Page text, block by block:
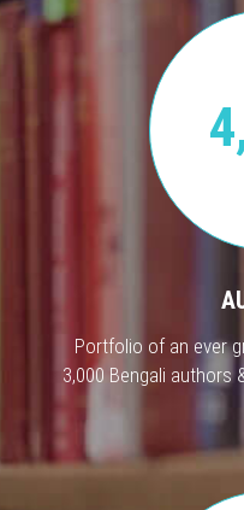
Portfolio of an ever
3,000 Bengali authors